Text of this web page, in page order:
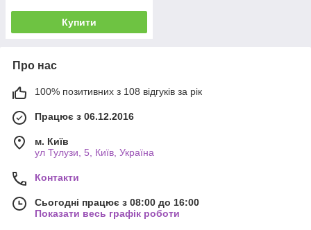
Купити
Про нас
100% позитивних з 108 відгуків за рік
Працює з 06.12.2016
м. Київ
ул Тулузи, 5, Київ, Україна
Контакти
Сьогодні працює з 08:00 до 16:00
Показати весь графік роботи